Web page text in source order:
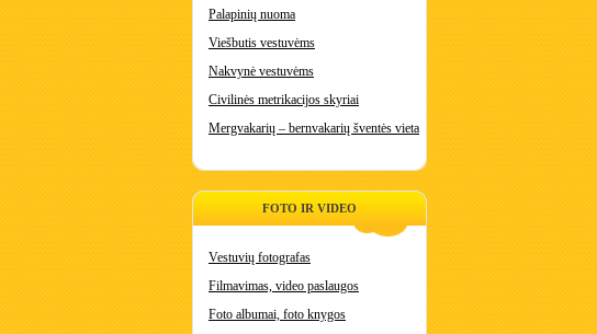
Palapinių nuoma
Viešbutis vestuvėms
Nakvynė vestuvėms
Civilinės metrikacijos skyriai
Mergvakarių – bernvakarių šventės vieta
FOTO IR VIDEO
Vestuvių fotografas
Filmavimas, video paslaugos
Foto albumai, foto knygos